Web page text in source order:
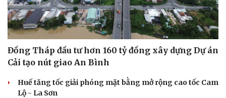
Đồng Tháp đầu tư hơn 160 tỷ đồng xây dựng Dự án
Cải tạo nút giao An Bình
Huế tăng tốc giải phóng mặt bằng mở rộng cao tốc Cam
Lộ - La Sơn